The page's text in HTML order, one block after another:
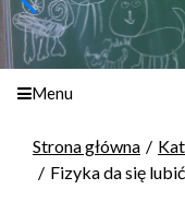
Menu
Strona główna
Fizyka da się